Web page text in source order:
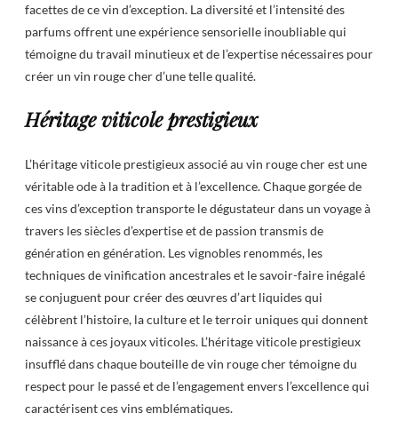
facettes de ce vin d’exception. La diversité et l’intensité des
parfums offrent une expérience sensorielle inoubliable qui
témoigne du travail minutieux et de l’expertise nécessaires pour
créer un vin rouge cher d’une telle qualité.
Héritage viticole prestigieux
L’héritage viticole prestigieux associé au vin rouge cher est une
véritable ode à la tradition et à l’excellence. Chaque gorgée de
ces vins d’exception transporte le dégustateur dans un voyage à
travers les siècles d’expertise et de passion transmis de
génération en génération. Les vignobles renommés, les
techniques de vinification ancestrales et le savoir-faire inégalé
se conjuguent pour créer des œuvres d’art liquides qui
célèbrent l’histoire, la culture et le terroir uniques qui donnent
naissance à ces joyaux viticoles. L’héritage viticole prestigieux
insufflé dans chaque bouteille de vin rouge cher témoigne du
respect pour le passé et de l’engagement envers l’excellence qui
caractérisent ces vins emblématiques.